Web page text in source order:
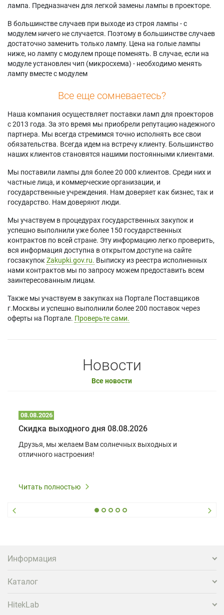
лампа. Предназначен для легкой замены лампы в проекторе.
В большинстве случаев при выходе из строя лампы - с
модулем ничего не случается. Поэтому в большинстве случаев
достаточно заменить только лампу. Цена на голые лампы
ниже, но лампу с модулем проще поменять. В случае, если на
модуле установлен чип (микросхема) - необходимо менять
лампу вместе с модулем
Все еще сомневаетесь?
Наша компания осуществляет поставки ламп для проекторов
с 2013 года. За это время мы приобрели репутацию надежного
партнера. Мы всегда стремимся точно исполнять все свои
обязательства. Всегда идем на встречу клиенту. Большинство
наших клиентов становятся нашими постоянными клиентами.
Мы поставили лампы для более 20 000 клиентов. Среди них и
частные лица, и коммерческие организации, и
государственные учреждения. Нам доверяет как бизнес, так и
государство. Нам доверяют люди.
Мы участвуем в процедурах государственных закупок и
успешно выполнили уже более 150 государственных
контрактов по всей стране. Эту информацию легко проверить,
вся информация доступна в открытом доступе на сайте
госзакупок Zakupki.gov.ru. Выписку из реестра исполненных
нами контрактов мы по запросу можем предоставить всем
заинтересованным лицам.
Также мы участвуем в закупках на Портале Поставщиков
г.Москвы и успешно выполнили более 200 поставок через
оферты на Портале. Проверьте сами.
Новости
Все новости
08.08.2026
Скидка выходного дня 08.08.2026
Друзья, мы желаем Вам солнечных выходных и
отличного настроения!
Читать полностью
Информация
Каталог
HitekLab